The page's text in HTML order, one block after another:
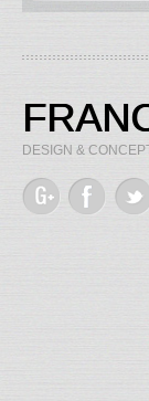
DESIGN &